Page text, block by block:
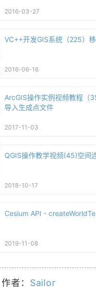
2016-03-27
VC++开发GIS系统（225）
2016-06-16
ArcGIS操作实例视频教程（
导入生成点文件
2017-11-03
QGIS操作教学视频(45)空间
2018-10-17
Cesium API -
2019-11-08
作者： Sailor